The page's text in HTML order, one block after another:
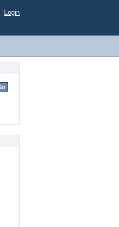
Login